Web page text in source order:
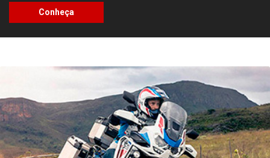
Test Ride
Saiba mais